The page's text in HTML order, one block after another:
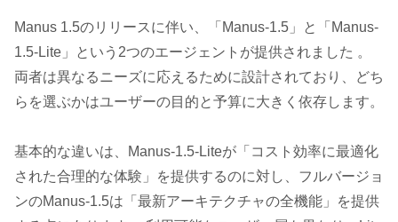
Manus 1.5のリリースに伴い、「Manus-1.5」と「Manus-
1.5-Lite」という2つのエージェントが提供されました 。
両者は異なるニーズに応えるために設計されており、どち
らを選ぶかはユーザーの目的と予算に大きく依存します。
基本的な違いは、Manus-1.5-Liteが「コスト効率に最適化
された合理的な体験」を提供するのに対し、フルバージョ
ンのManus-1.5は「最新アーキテクチャの全機能」を提供